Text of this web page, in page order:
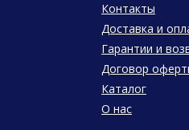
Контакты
Доставка и
Гарантии и
Договор
Каталог
О нас